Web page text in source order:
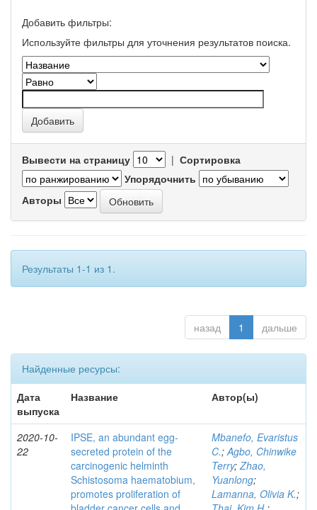
Добавить фильтры:
Используйте фильтры для уточнения результатов поиска.
Вывести на страницу | Сортировка
Упорядочнить
Авторы
Результаты 1-1 из 1.
назад 1 дальше
Найденные ресурсы:
Дата
выпуска
Название Автор(ы)
2020-10-
22
IPSE, an abundant egg-
secreted protein of the
carcinogenic helminth
Schistosoma haematobium,
promotes proliferation of
Mbanefo, Evaristus
C.;Agbo, Chinwike
Terry;Zhao,
Yuanlong;
Lamanna, Olivia K.;